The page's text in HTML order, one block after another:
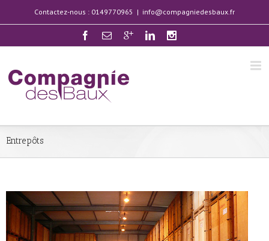
Contactez-nous : 0149770965 | info@compagniedesbaux.fr
Entrepôts